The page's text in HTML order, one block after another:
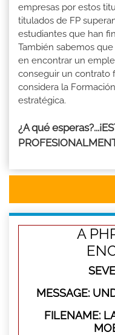
empresas por estos
titulados de FP
estudiantes que han
También sabemos
en encontrar un
conseguir un contrato
considera la
estratégica.
¿A qué
A
MESSAGE:
FILENAME: